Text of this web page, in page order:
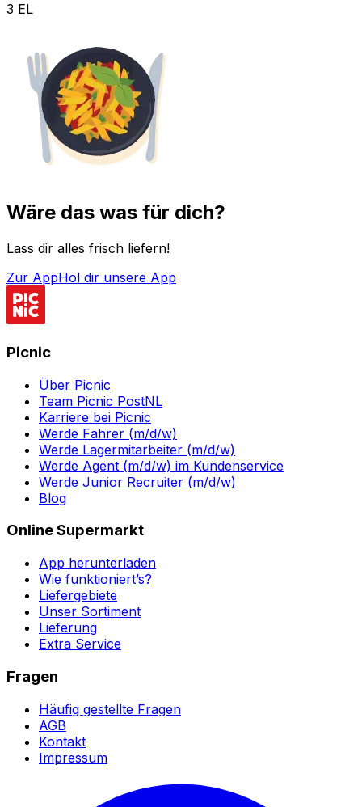
3 EL
Wäre das was für dich?
Lass dir alles frisch liefern!
Zur AppHol dir unsere App
Picnic
Über Picnic
Team Picnic PostNL
Karriere bei Picnic
Werde Fahrer (m/d/w)
Werde Lagermitarbeiter (m/d/w)
Werde Agent (m/d/w) im Kundenservice
Werde Junior Recruiter (m/d/w)
Blog
Online Supermarkt
App herunterladen
Wie funktioniert’s?
Liefergebiete
Unser Sortiment
Lieferung
Extra Service
Fragen
Häufig gestellte Fragen
AGB
Kontakt
Impressum